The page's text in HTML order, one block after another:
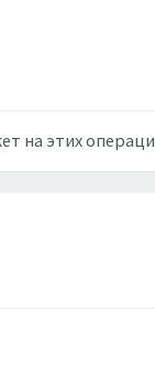
на этих